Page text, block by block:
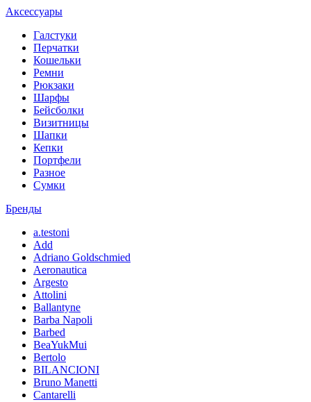
Аксессуары
Галстуки
Перчатки
Кошельки
Ремни
Рюкзаки
Шарфы
Бейсболки
Визитницы
Шапки
Кепки
Портфели
Разное
Сумки
Бренды
a.testoni
Add
Adriano Goldschmied
Aeronautica
Argesto
Attolini
Ballantyne
Barba Napoli
Barbed
BeaYukMui
Bertolo
BILANCIONI
Bruno Manetti
Cantarelli